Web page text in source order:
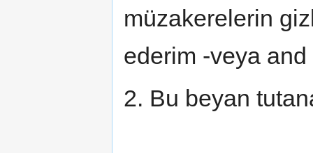
müzakerelerin
ederim -veya
2. Bu beyan